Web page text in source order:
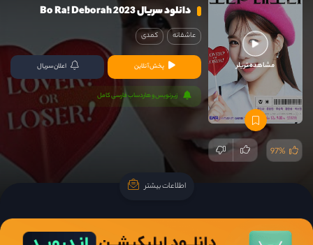
مشاهده تریلر
97%
دانلود سریال Bo Ra! Deborah 2023
عاشقانه کمدی
پخش آنلاین اعلان سریال
زیرنویس و هاردساب فارسی کامل
اطلاعات بیشتر